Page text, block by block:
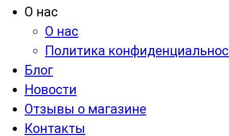
О нас
О нас
Политика
Блог
Новости
Отзывы о магазине
Контакты